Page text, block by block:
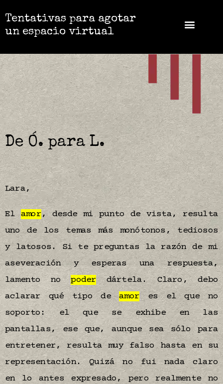
Tentativas para agotar
un espacio virtual
De Ó. para L.
Lara,
El amor, desde mi punto de vista, resulta
uno de los temas más monótonos, tediosos
y latosos. Si te preguntas la razón de mi
aseveración y esperas una respuesta,
lamento nopoder dártela. Claro, debo
aclarar qué tipo deamores el que no
soporto: el que se exhibe en las
pantallas, ese que, aunque sea sólo para
entretener, resulta muy falso hasta en su
representación. Quizá no fui nada claro
en lo antes expresado, pero realmente no